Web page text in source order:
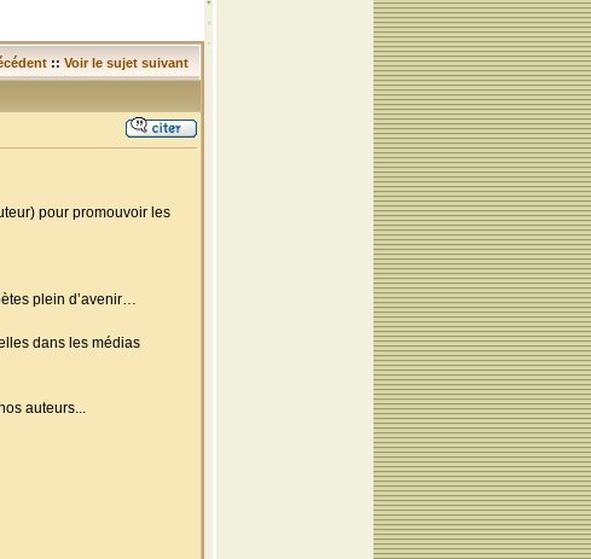
:: Voir le sujet suivant
pour promouvoir les
plein d’avenir…
dans les médias
auteurs...